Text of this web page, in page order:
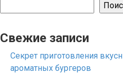
Свежие записи
Секрет приготовления
ароматных бургеров